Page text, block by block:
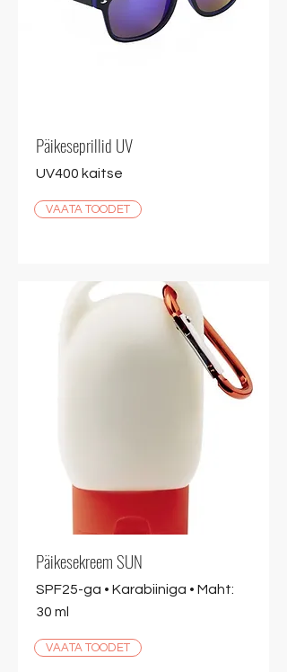
Päikeseprillid UV
UV400 kaitse
VAATA TOODET
Päikesekreem SUN
SPF25-ga • Karabiiniga • Maht:
30 ml
VAATA TOODET